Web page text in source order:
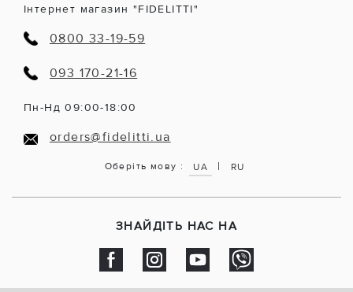
Інтернет магазин "FIDELITTI"
0800 33-19-59
093 170-21-16
Пн-Нд 09:00-18:00
orders@fidelitti.ua
Оберіть мову : UA | RU
ЗНАЙДІТЬ НАС НА